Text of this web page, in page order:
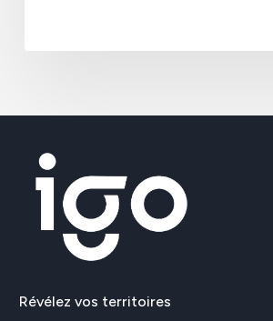
Révélez vos territoires